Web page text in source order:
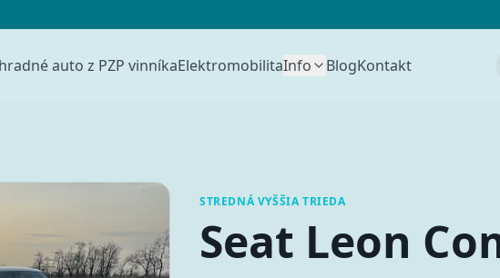
auto z PZP vinníkaElektromobilitaInfo BlogKontakt
STREDNÁ VYŠŠIA TRIEDA
Seat Leon